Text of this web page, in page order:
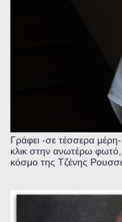
Γράφει -σε τέσσερα
κλικ στην ανωτέρω
κόσμο της Τζένης